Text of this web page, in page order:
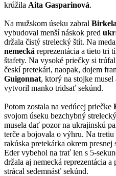
krúžila Aita Gasparinová.
Na mužskom úseku zabral
vybudoval menší náskok pred
držala čistý strelecký štít. Na
nemecká reprezentácia a tieto tri
štafety. Na vysoké priečky si
českí pretekári, naopak, dojem
Guigonnat, ktorý na stojke
vytvoril manko tridsať sekúnd.
Potom zostala na vedúcej priečke
svojom úseku bezchybný
musela dať pozor na ukrajinskú
terče a bojovala o výhru. Na tretiu
rakúska pretekárka okrem
Eder vybehol na trať len s 5-
držala aj nemecká reprezentácia
strácal sedemnásť sekúnd.